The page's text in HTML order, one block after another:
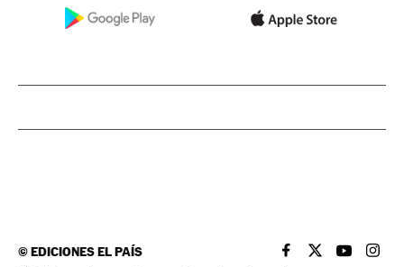
©EDICIONES EL PAÍS EL PAÍS BRASIL EN
EL PAÍSEL PAÍS
EL